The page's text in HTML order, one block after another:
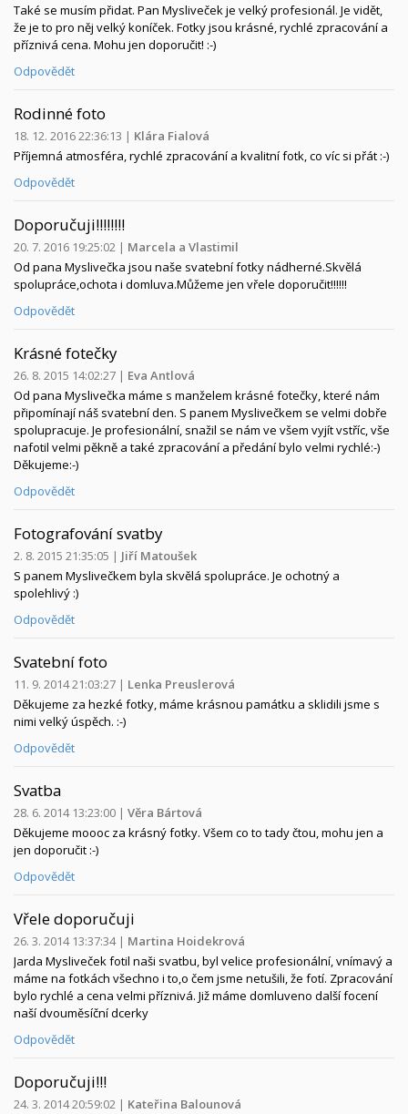
Také se musím přidat. Pan Mysliveček je velký profesionál. Je vidět,
že je to pro něj velký koníček. Fotky jsou krásné, rychlé zpracování a
příznivá cena. Mohu jen doporučit! :-)
Odpovědět
Rodinné foto
18. 12. 2016 22:36:13 | Klára Fialová
Příjemná atmosféra, rychlé zpracování a kvalitní fotk, co víc si přát :-)
Odpovědět
Doporučuji!!!!!!!!
20. 7. 2016 19:25:02 | Marcela a Vlastimil
Od pana Myslivečka jsou naše svatební fotky nádherné.Skvělá
spolupráce,ochota i domluva.Můžeme jen vřele doporučit!!!!!!
Odpovědět
Krásné fotečky
26. 8. 2015 14:02:27 | Eva Antlová
Od pana Myslivečka máme s manželem krásné fotečky, které nám
připomínají náš svatební den. S panem Myslivečkem se velmi dobře
spolupracuje. Je profesionální, snažil se nám ve všem vyjít vstříc, vše
nafotil velmi pěkně a také zpracování a předání bylo velmi rychlé:-)
Děkujeme:-)
Odpovědět
Fotografování svatby
2. 8. 2015 21:35:05 | Jiří Matoušek
S panem Myslivečkem byla skvělá spolupráce. Je ochotný a
spolehlivý :)
Odpovědět
Svatební foto
11. 9. 2014 21:03:27 | Lenka Preuslerová
Děkujeme za hezké fotky, máme krásnou památku a sklidili jsme s
nimi velký úspěch. :-)
Odpovědět
Svatba
28. 6. 2014 13:23:00 | Věra Bártová
Děkujeme moooc za krásný fotky. Všem co to tady čtou, mohu jen a
jen doporučit :-)
Odpovědět
Vřele doporučuji
26. 3. 2014 13:37:34 | Martina Hoidekrová
Jarda Mysliveček fotil naši svatbu, byl velice profesionální, vnímavý a
máme na fotkách všechno i to,o čem jsme netušili, že fotí. Zpracování
bylo rychlé a cena velmi příznivá. Již máme domluveno další focení
naší dvouměsíční dcerky
Odpovědět
Doporučuji!!!
24. 3. 2014 20:59:02 | Kateřina Balounová